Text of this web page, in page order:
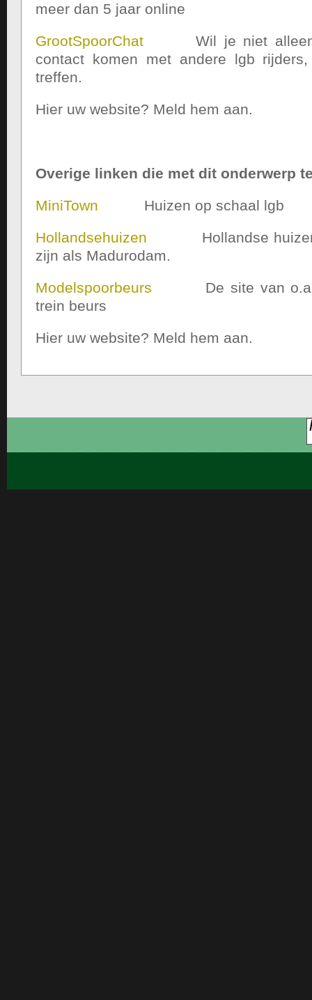
meer dan 5 jaar online
GrootSpoorChat Wil je niet alleen
contact komen met andere lgb
treffen.
Hier uw website? Meld hem aan.
Overige linken die met dit onderwerp
MiniTown Huizen op schaal lgb
Hollandsehuizen Hollandse huizen
zijn als Madurodam.
Modelspoorbeurs De site van o.a
trein beurs
Hier uw website? Meld hem aan.